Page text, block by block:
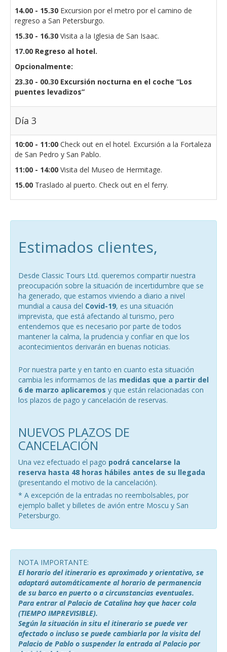
14.00 - 15.30 Excursion por el metro por el camino de
regreso a San Petersburgo.
15.30 - 16.30 Visita a la Iglesia de San Isaac.
17.00 Regreso al hotel.
Opcionalmente:
23.30 - 00.30 Excursión nocturna en el coche “Los
puentes levadizos”
Día 3
10:00 - 11:00 Check out en el hotel. Excursión a la Fortaleza
de San Pedro y San Pablo.
11:00 - 14:00 Visita del Museo de Hermitage.
15.00 Traslado al puerto. Check out en el ferry.
Estimados clientes,
Desde Classic Tours Ltd. queremos compartir nuestra
preocupación sobre la situación de incertidumbre que se
ha generado, que estamos viviendo a diario a nivel
mundial a causa del Covid-19, es una situación
imprevista, que está afectando al turismo, pero
entendemos que es necesario por parte de todos
mantener la calma, la prudencia y confiar en que los
acontecimientos derivarán en buenas noticias.
Por nuestra parte y en tanto en cuanto esta situación
cambia les informamos de las medidas que a partir del
6 de marzo aplicaremos y que están relacionadas con
los plazos de pago y cancelación de reservas.
NUEVOS PLAZOS DE
CANCELACIÓN
Una vez efectuado el pago podrá cancelarse la
reserva hasta 48 horas hábiles antes de su llegada
(presentando el motivo de la cancelación).
* A excepción de la entradas no reembolsables, por
ejemplo ballet y billetes de avión entre Moscu y San
Petersburgo.
NOTA IMPORTANTE:
El horario del itinerario es aproximado y orientativo, se
adaptará automáticamente al horario de permanencia
de su barco en puerto o a circunstancias eventuales.
Para entrar al Palacio de Catalina hay que hacer cola
(TIEMPO IMPREVISIBLE).
Según la situación in situ el itinerario se puede ver
afectado o incluso se puede cambiarla por la visita del
Palacio de Pablo o suspender la entrada al Palacio por